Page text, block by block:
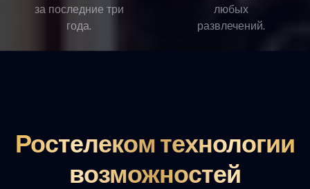
за последние три
года.
любых
развлечений.
Ростелеком технологии
возможностей